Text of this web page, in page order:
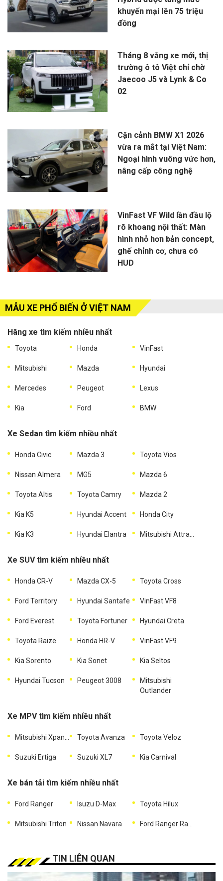
khuyến mại lên 75 triệu
đồng
Tháng 8 vắng xe mới, thị
trường ô tô Việt chỉ chờ
Jaecoo J5 và Lynk & Co
02
Cận cảnh BMW X1 2026
vừa ra mắt tại Việt Nam:
Ngoại hình vuông vức hơn,
nâng cấp công nghệ
VinFast VF Wild lần đầu lộ
rõ khoang nội thất: Màn
hình nhỏ hơn bản concept,
ghế chỉnh cơ, chưa có
HUD
MẪU XE PHỔ BIẾN Ở VIỆT NAM
Hãng xe tìm kiếm nhiều nhất
Toyota Honda VinFast
Mitsubishi Mazda Hyundai
Mercedes Peugeot Lexus
Kia Ford BMW
Xe Sedan tìm kiếm nhiều nhất
Honda Civic Mazda 3 Toyota Vios
Nissan Almera MG5 Mazda 6
Toyota Altis Toyota Camry Mazda 2
Kia K5 Hyundai Accent Honda City
Kia K3 Hyundai Elantra Mitsubishi Attrage
Xe SUV tìm kiếm nhiều nhất
Honda CR-V Mazda CX-5 Toyota Cross
Ford Territory Hyundai Santafe VinFast VF8
Ford Everest Toyota Fortuner Hyundai Creta
Toyota Raize Honda HR-V VinFast VF9
Kia Sorento Kia Sonet Kia Seltos
Hyundai Tucson Peugeot 3008
Mitsubishi
Outlander
Xe MPV tìm kiếm nhiều nhất
Mitsubishi Xpander Toyota Avanza Toyota Veloz
Suzuki Ertiga Suzuki XL7 Kia Carnival
Xe bán tải tìm kiếm nhiều nhất
Ford Ranger Isuzu D-Max Toyota Hilux
Mitsubishi Triton Nissan Navara Ford Ranger Raptor
TIN LIÊN QUAN